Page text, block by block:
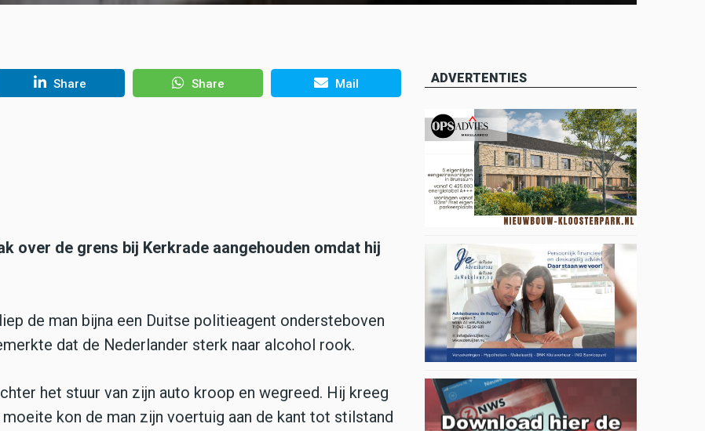
Share Share Mail
over de grens bij Kerkrade aangehouden omdat hij
de man bijna een Duitse politieagent ondersteboven
dat de Nederlander sterk naar alcohol rook.
het stuur van zijn auto kroop en wegreed. Hij kreeg
kon de man zijn voertuig aan de kant tot stilstand
ADVERTENTIES